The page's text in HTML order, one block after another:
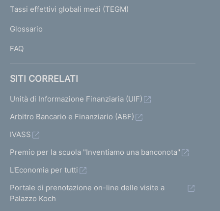
I
I
Tassi effettivi globali medi (TEGM)
Glossario
FAQ
SITI CORRELATI
Unità di Informazione Finanziaria (UIF)
Arbitro Bancario e Finanziario (ABF)
IVASS
Premio per la scuola "Inventiamo una banconota"
L'Economia per tutti
Portale di prenotazione on-line delle visite a
Palazzo Koch